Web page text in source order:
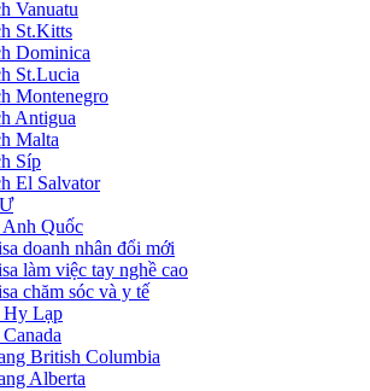
Vanuatu
St.Kitts
Dominica
St.Lucia
Montenegro
Antigua
Malta
Síp
El Salvator
Quốc
doanh nhân đổi mới
làm việc tay nghề cao
chăm sóc và y tế
Lạp
British Columbia
Alberta